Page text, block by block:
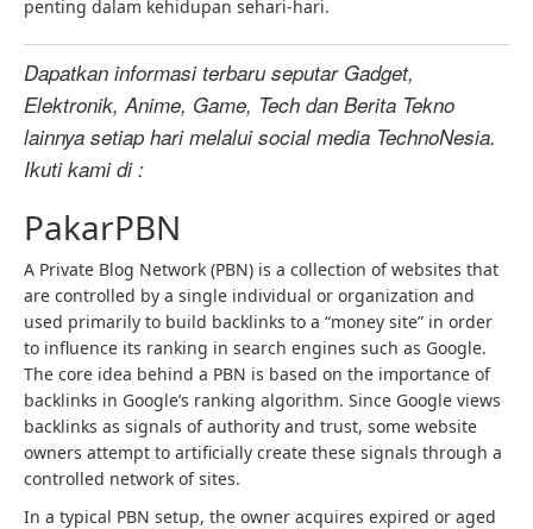
penting dalam kehidupan sehari-hari.
Dapatkan informasi terbaru seputar Gadget,
Elektronik, Anime, Game, Tech dan Berita Tekno
lainnya setiap hari melalui social media TechnoNesia.
Ikuti kami di :
PakarPBN
A Private Blog Network (PBN) is a collection of websites that
are controlled by a single individual or organization and
used primarily to build backlinks to a “money site” in order
to influence its ranking in search engines such as Google.
The core idea behind a PBN is based on the importance of
backlinks in Google’s ranking algorithm. Since Google views
backlinks as signals of authority and trust, some website
owners attempt to artificially create these signals through a
controlled network of sites.
In a typical PBN setup, the owner acquires expired or aged